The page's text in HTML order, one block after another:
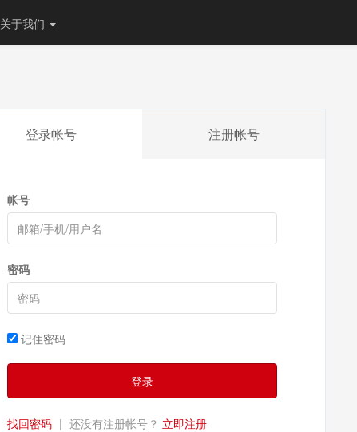
关于我们
登录帐号 注册帐号
帐号
密码
记住密码
登录
找回密码 | 还没有注册帐号？ 立即注册